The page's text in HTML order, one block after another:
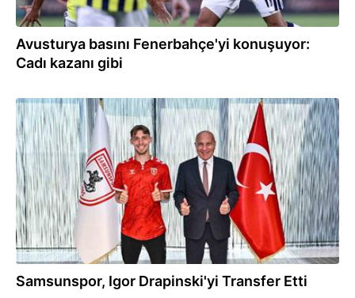
Avusturya basını Fenerbahçe'yi konuşuyor:
Cadı kazanı gibi
15:53
Samsunspor, Igor Drapinski'yi Transfer Etti